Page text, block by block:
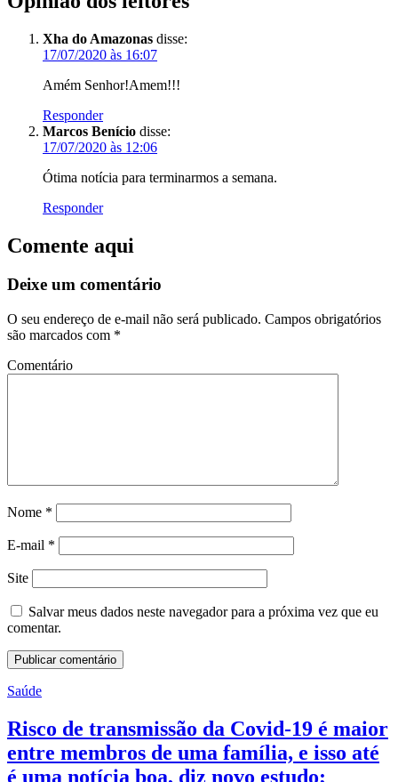
Xha do Amazonas disse:
17/07/2020 às 16:07
Amém Senhor!Amem!!!
Responder
Marcos Benício disse:
17/07/2020 às 12:06
Ótima notícia para terminarmos a semana.
Responder
Comente aqui
Deixe um comentário
O seu endereço de e-mail não será publicado. Campos obrigatórios
são marcados com *
Comentário
Nome *
E-mail *
Site
Salvar meus dados neste navegador para a próxima vez que eu
comentar.
Saúde
Risco de transmissão da Covid-19 é maior
entre membros de uma família, e isso até
é uma notícia boa, diz novo estudo;